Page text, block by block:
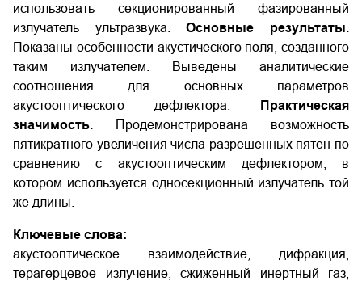
использовать секционированный фазированный
излучатель ультразвука.Основные результаты.
Показаны особенности акустического поля, созданного
таким излучателем. Выведены аналитические
соотношения для основных параметров
акустооптического дефлектора.
Практическая
значимость.
Продемонстрирована возможность
пятикратного увеличения числа разрешённых пятен по
сравнению с акустооптическим дефлектором, в
котором используется односекционный излучатель той
же длины.
Ключевые слова:
акустооптическое взаимодействие, дифракция,
терагерцевое излучение, сжиженный инертный газ,